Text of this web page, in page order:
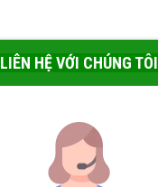
LIÊN HỆ VỚI CHÚNG TÔI